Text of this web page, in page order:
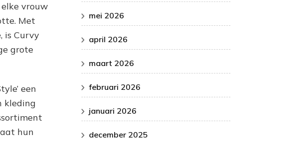
vrouw
Met
is Curvy
grote
een
kleding
hun
mei 2026
april 2026
maart 2026
februari 2026
januari 2026
december 2025